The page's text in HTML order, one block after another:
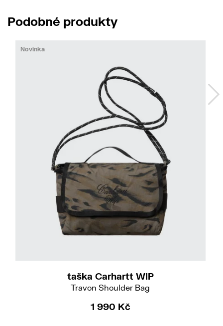
Podobné produkty
Novinka
taška Carhartt WIP
Travon Shoulder Bag
1 990 Kč